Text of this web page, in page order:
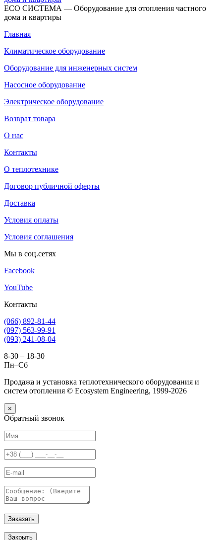
ECO СИСТЕМА — Оборудование для отопления частного
дома и квартиры
Главная
Климатическое оборудование
Оборудование для инженерных систем
Насосное оборудование
Электрическое оборудование
Возврат товара
О нас
Контакты
О теплотехнике
Договор публичной оферты
Доставка
Условия оплаты
Условия соглашения
Мы в соц.сетях
Facebook
YouTube
Контакты
(066) 892-81-44
(097) 563-99-91
(093) 241-08-04
8-30 – 18-30
Пн–Сб
Продажа и установка теплотехнического оборудования и
систем отопления © Ecosystem Engineering, 1999-2026
×
Обратный звонок
Заказать
Закрыть